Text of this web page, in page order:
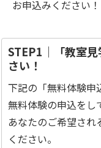
お申込みください！
STEP1｜「教室
さい！
下記の「無料体験申
無料体験の申込をし
あなたのご希望さ
ください。